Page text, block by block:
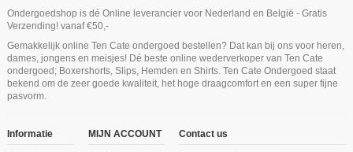
Ten Cate Secrets Midi Hipster Rood
€ 24,99
Ten Cate Secrets Singlet Black
€ 29,99
Ten Cate Secrets Maxi Highwaist
Coconut
€ 18,74€ 24,99
Niet op voorraad
Ten Cate Secrets Spaghetti Top Lace
Rood
€ 34,99
Ten Cate Dames Basics Cotton
Shape Spaghetti Shirt Lace Zwart
Ten Cate Secrets Lace Brazilian High
Waist Zwart
Niet op voorraad
Ten Cate Dames Basics Midi 4Pack
Zwart
Ten Cate Secrets Singlet Off White
€ 29,99
Ondergoedshop is dé Online leverancier voor Nederland en België - Gratis
Verzending! vanaf €50,-
Gemakkelijk online Ten Cate ondergoed bestellen? Dat kan bij ons voor heren,
dames, jongens en meisjes! Dé beste online wederverkoper van Ten Cate
ondergoed; Boxershorts, Slips, Hemden en Shirts. Ten Cate Ondergoed staat
bekend om de zeer goede kwaliteit, het hoge draagcomfort en een super fijne
pasvorm.
Informatie MIJN ACCOUNT Contact us